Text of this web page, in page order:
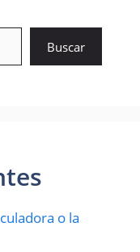
Buscar
o la